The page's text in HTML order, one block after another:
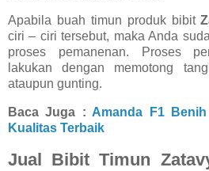
Apabila buah timun produk bibit
ciri – ciri tersebut, maka Anda
proses pemanenan. Proses
lakukan dengan memotong
ataupun gunting.
Baca Juga : Amanda F1
Kualitas Terbaik
Jual Bibit Timun